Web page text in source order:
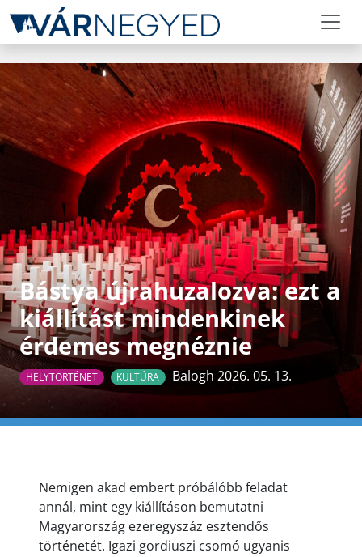
Bástya újrahuzalozva: ezt a
kiállítást mindenkinek
érdemes megnéznie
HELYTÖRTÉNET KULTÚRA Balogh 2026. 05. 13.
Nemigen akad embert próbálóbb feladat
annál, mint egy kiállításon bemutatni
Magyarország ezeregyszáz esztendős
történetét. Igazi gordiuszi csomó ugyanis